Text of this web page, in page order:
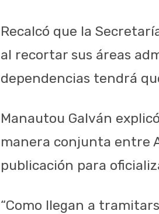
Recalcó que la
al recortar sus áreas
dependencias tendrá
Manautou Galván
manera conjunta entre
publicación para
“Como llegan a